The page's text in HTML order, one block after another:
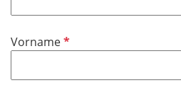
VornameP
l